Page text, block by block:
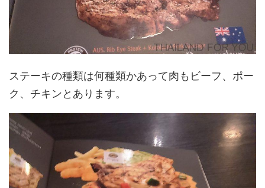
ステーキの種類は何種類かあって肉もビーフ、ポー
ク、チキンとあります。